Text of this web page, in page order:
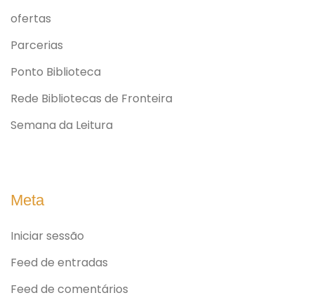
ofertas
Parcerias
Ponto Biblioteca
Rede Bibliotecas de Fronteira
Semana da Leitura
Meta
Iniciar sessão
Feed de entradas
Feed de comentários